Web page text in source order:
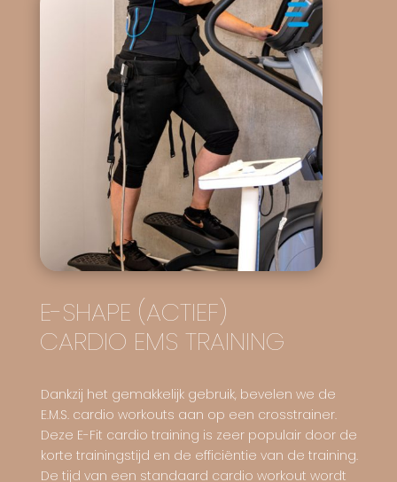
E-SHAPE (ACTIEF)
CARDIO EMS TRAINING
Dankzij het gemakkelijk gebruik, bevelen we de
E.M.S. cardio workouts aan op een crosstrainer.
Deze E-Fit cardio training is zeer populair door de
korte trainingstijd en de efficiëntie van de training.
De tijd van een standaard cardio workout wordt